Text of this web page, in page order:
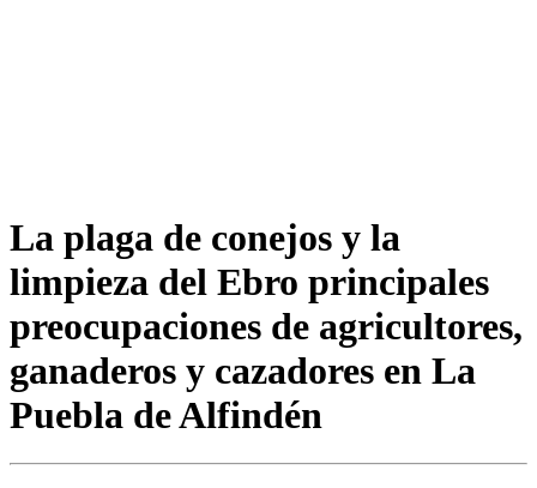
La plaga de conejos y la
limpieza del Ebro principales
preocupaciones de agricultores,
ganaderos y cazadores en La
Puebla de Alfindén